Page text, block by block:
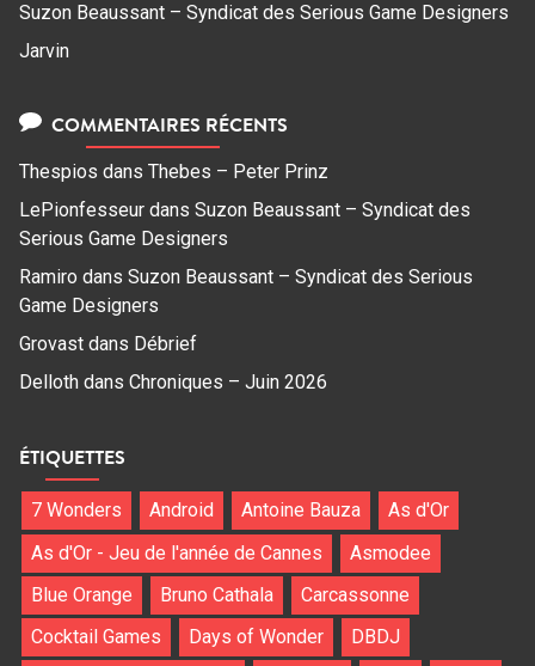
Suzon Beaussant – Syndicat des Serious Game Designers
Jarvin
COMMENTAIRES RÉCENTS
Thespios dans Thebes – Peter Prinz
LePionfesseur dans Suzon Beaussant – Syndicat des
Serious Game Designers
Ramiro dans Suzon Beaussant – Syndicat des Serious
Game Designers
Grovast dans Débrief
Delloth dans Chroniques – Juin 2026
ÉTIQUETTES
7 Wonders Android Antoine Bauza
As d'Or
As d'Or - Jeu de l'année de Cannes
Asmodee
Blue Orange
Bruno Cathala
Carcassonne
Cocktail Games
Days of Wonder
DBDJ